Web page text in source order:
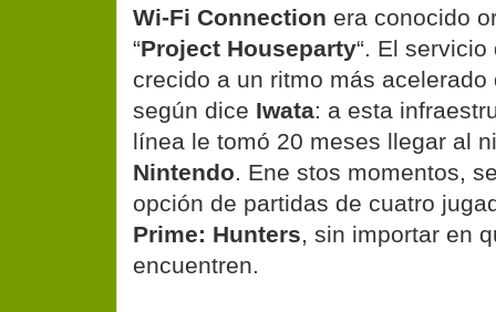
Wi-Fi Connection era conocido
“Project Houseparty“. El
crecido a un ritmo más
según dice Iwata: a esta
línea le tomó 20 meses llegar al
Nintendo. Ene stos momentos,
opción de partidas de cuatro
Prime: Hunters, sin importar en
encuentren.